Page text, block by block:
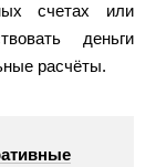
счетах или
деньги
расчёты.